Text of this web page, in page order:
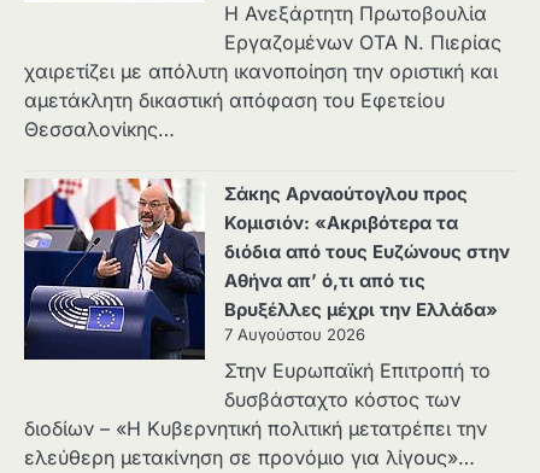
Η Ανεξάρτητη Πρωτοβουλία
Εργαζομένων ΟΤΑ Ν. Πιερίας
χαιρετίζει με απόλυτη ικανοποίηση την οριστική και
αμετάκλητη δικαστική απόφαση του Εφετείου
Θεσσαλονίκης…
Σάκης Αρναούτογλου προς
Κομισιόν: «Ακριβότερα τα
διόδια από τους Ευζώνους στην
Αθήνα απ’ ό,τι από τις
Βρυξέλλες μέχρι την Ελλάδα»
7 Αυγούστου 2026
Στην Ευρωπαϊκή Επιτροπή το
δυσβάσταχτο κόστος των
διοδίων – «Η Κυβερνητική πολιτική μετατρέπει την
ελεύθερη μετακίνηση σε προνόμιο για λίγους»…